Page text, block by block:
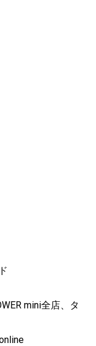
mini全店、タ